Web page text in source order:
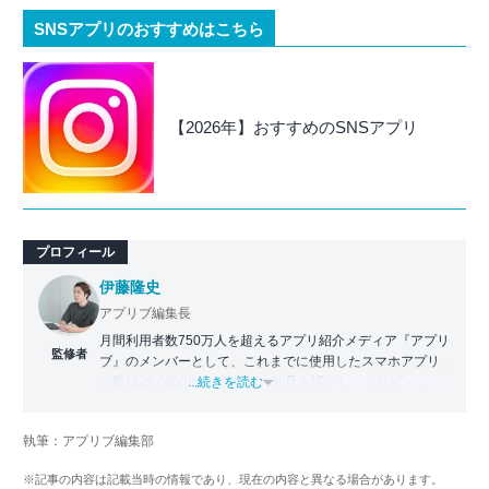
SNSアプリのおすすめはこちら
【2026年】おすすめのSNSアプリ
プロフィール
監修者
伊藤隆史
アプリブ編集長
月間利用者数750万人を超えるアプリ紹介メディア『アプリ
ブ』のメンバーとして、これまでに使用したスマホアプリ
の数は25,000以上。アプリの知見を活かし、テレビ・
化アプリの紹介）、TBS『サタプラ』（スマホライフが変
スマホアプリ）他
...続きを読む
執筆：アプリブ編集部
※記事の内容は記載当時の情報であり、現在の内容と異なる場合があります。